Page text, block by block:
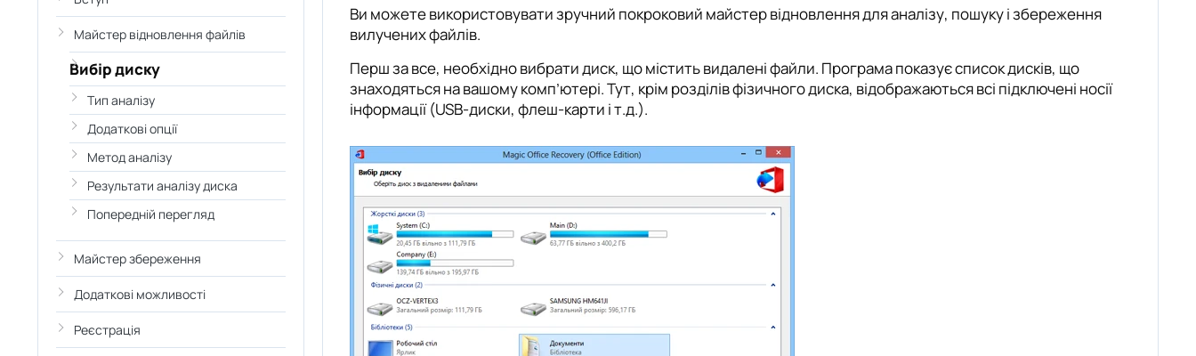
Ви можете використовувати зручний покроковий майстер відновлення для аналізу, пошуку і збереження
вилучених файлів.
Перш за все, необхідно вибрати диск, що містить видалені файли. Програма показує список дисків, що
знаходяться на вашому комп’ютері. Тут, крім розділів фізичного диска, відображаються всі підключені носії
інформації (USB-диски, флеш-карти і т.д.).
Майстер відновлення файлів
Вибір диску
Тип аналізу
Додаткові опції
Метод аналізу
Результати аналізу диска
Попередній перегляд
Майстер збереження
Додаткові можливості
Реєстрація